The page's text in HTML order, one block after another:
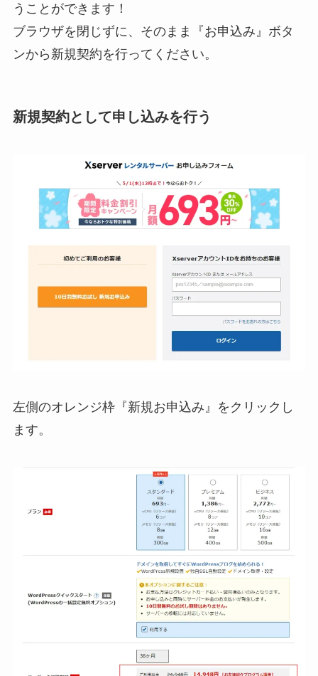
うことができます！
ブラウザを閉じずに、そのまま『お申込み』ボタ
ンから新規契約を行ってください。
新規契約として申し込みを行う
左側のオレンジ枠『新規お申込み』をクリックし
ます。